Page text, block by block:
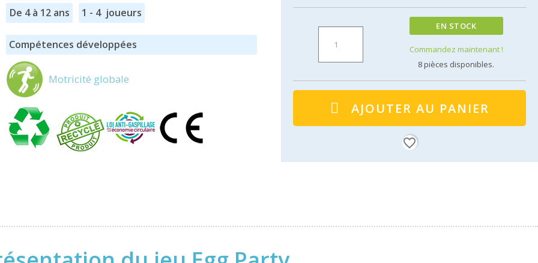
De 4 à 12 ans
1 - 4 joueurs
Compétences développées
Motricité globale
EN STOCK
Commandez maintenant !
8pièces disponibles.
AJOUTER AU PANIER
favorite_border